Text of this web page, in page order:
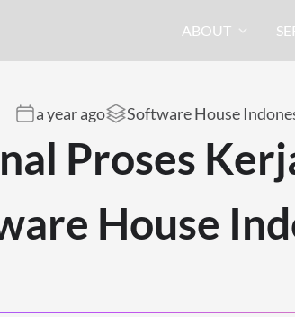
ABOUT
a year ago Software House
Proses
House